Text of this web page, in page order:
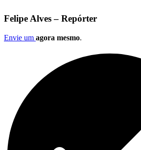
Felipe Alves – Repórter
Envie um agora mesmo.